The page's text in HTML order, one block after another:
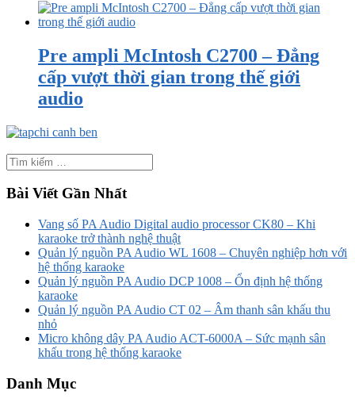
Pre ampli McIntosh C2700 – Đẳng
cấp vượt thời gian trong thế giới
audio
Bài Viết Gần Nhất
Vang số PA Audio Digital audio processor CK80 – Khi
karaoke trở thành nghệ thuật
Quản lý nguồn PA Audio WL 1608 – Chuyên nghiệp hơn với
hệ thống karaoke
Quản lý nguồn PA Audio DCP 1008 – Ổn định hệ thống
karaoke
Quản lý nguồn PA Audio CT 02 – Âm thanh sân khấu thu
nhỏ
Micro không dây PA Audio ACT-6000A – Sức mạnh sân
khấu trong hệ thống karaoke
Danh Mục